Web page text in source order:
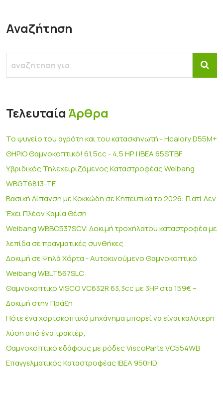
Αναζήτηση
Τελευταία Άρθρα
Το ψυγείο του αγρότη και του κατασκηνωτή - Hcalory D55M+
ΘΗΡΙΟ Θαμνοκοπτικό! 61,5cc - 4,5 HP | IBEA 65STBF
Υβριδικός Τηλεχειριζόμενος Καταστροφέας Weibang
WBGT6813-TE
Βασική Λίπανση με Κοκκώδη σε Κηπευτικά το 2026: Γιατί Δεν
Έχει Πλέον Καμία Θέση
Weibang WBBC537SCV: Δοκιμή τροχήλατου καταστροφέα με
λεπίδα σε πραγματικές συνθήκες
Δοκιμή σε Ψηλά Χόρτα - Αυτοκινούμενο Θαμνοκοπτικό
Weibang WBLT567SLC
Θαμνοκοπτικό VISCO VC632R 63,3cc με 3HP στα 159€ –
Δοκιμή στην Πράξη
Πότε ένα χορτοκοπτικό μηχάνημα μπορεί να είναι καλύτερη
λύση από ένα τρακτέρ;
Θαμνοκοπτικό εδάφους με ρόδες ViscoParts VC554WB
Επαγγελματικός Καταστροφέας IBEA 950HD